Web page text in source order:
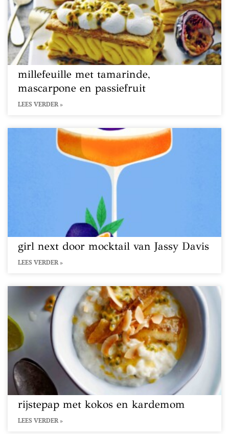
millefeuille met tamarinde,
mascarpone en passiefruit
LEES VERDER »
girl next door mocktail van Jassy Davis
LEES VERDER »
rijstepap met kokos en kardemom
LEES VERDER »